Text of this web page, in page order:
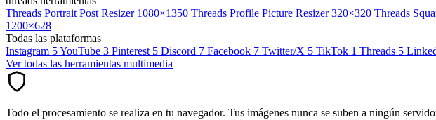
Threads Portrait Post Resizer 1080×1350 Threads Profile Picture Resizer 320×320 Threads
1200×628
Todas las plataformas
Instagram 5YouTube 3 Pinterest 5 Discord 7 Facebook 7 Twitter/X 5 TikTok 1 Threads 5
Ver todas las herramientas multimedia
Todo el procesamiento se realiza en tu navegador. Tus imágenes nunca se suben a ningún